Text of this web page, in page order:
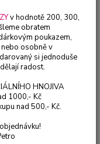
- 090R
v hodnotě 200, 300,
obratem
poukazem,
osobně v
si jednoduše
radost.
HNOJIVA
1000,- Kč
nad 500,- Kč.